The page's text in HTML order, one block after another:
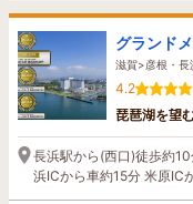
グランド
滋賀>彦根・長
4.2
琵琶湖を望
長浜駅から(西口)徒歩約
浜ICから車約15分 米原IC